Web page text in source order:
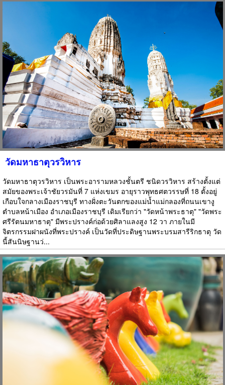
วัดมหาธาตุวรวิหาร
วัดมหาธาตุวรวิหาร เป็นพระอารามหลวงชั้นตรี ชนิดวรวิหาร สร้างตั้งแต่
สมัยของพระเจ้าชัยวรมันที่ 7 แห่งเขมร อายุราวพุทธศตวรรษที่ 18 ตั้งอยู่
เกือบใจกลางเมืองราชบุรี ทางฝั่งตะวันตกของแม่น้ำแม่กลองที่ถนนเขางู
ตำบลหน้าเมือง อำเภอเมืองราชบุรี เดิมเรียกว่า "วัดหน้าพระธาตุ" "วัดพระ
ศรีรัตนมหาธาตุ" มีพระปรางค์ก่อด้วยศิลาแลงสูง 12 วา ภายในมี
จิตรกรรมฝาผนังที่พระปรางค์ เป็นวัดที่ประดิษฐานพระบรมสารีริกธาตุ วัด
นี้สันนิษฐานว่...